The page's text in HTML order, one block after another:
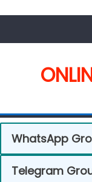
WhatsApp
Telegram